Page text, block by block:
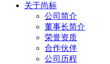
关于尚标
公司简介
董事长简介
荣誉资质
合作伙伴
公司历程